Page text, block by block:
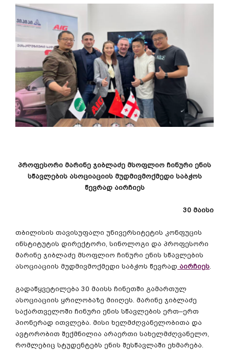
პროფესორი მარინე ჯიბლაძე მსოფლიო ჩინური ენის
სწავლების ასოციაციის მუდმივმოქმედი საბჭოს
წევრად აირჩიეს
30 მაისი
თბილისის თავისუფალი უნივერსიტეტის კონფუცის
ინსტიტუტის დირექტორი სინოლოგი და პროფესორი
მარინე ჯიბლაძე მსოფლიო ჩინური ენის სწავლების
ასოციაციის მუდმივმოქმედი საბჭოს წევრად აირჩიეს
გადაწყვეტილება 30 მაისს ჩინეთში გამართულ
ასოციაციის ყრილობაზე მიიღეს მარინე ჯიბლაძე
საქართველოში ჩინური ენის სწავლების ერთ–ერთ
პიონერად ითვლება მისი ხელმძღვანელობითა და
ავტორობით შექმნილია არაერთი სახელმძღვანელო
რომლებიც სტუდენტებს ენის შესწავლაში ეხმარება